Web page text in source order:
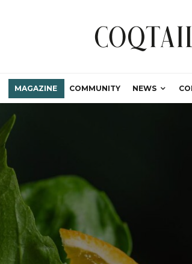
MAGAZINE COMMUNITY NEWS